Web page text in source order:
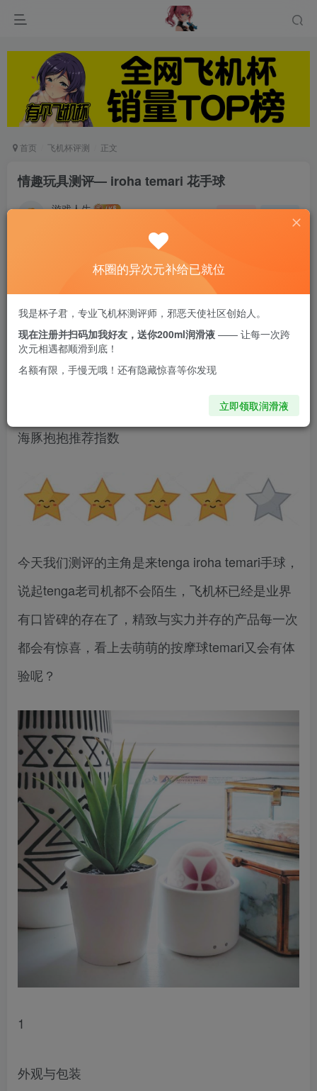
首页 飞机杯评测 正文
情趣玩具测评— iroha temari 花手球
游戏人生
海豚抱抱推荐指数
今天我们测评的主角是来tenga iroha temari手球，
说起tenga老司机都不会陌生，飞机杯已经是业界
有口皆碑的存在了，精致与实力并存的产品每一次
都会有惊喜，看上去萌萌的按摩球temari又会有体
验呢？
1
外观与包装
杯圈的异次元补给已就位
我是杯子君，专业飞机杯测评师，邪恶天使社区创始人。
现在注册并扫码加我好友，送你200ml润滑液 —— 让每一次跨
次元相遇都顺滑到底！
名额有限，手慢无哦！还有隐藏惊喜等你发现
立即领取润滑液